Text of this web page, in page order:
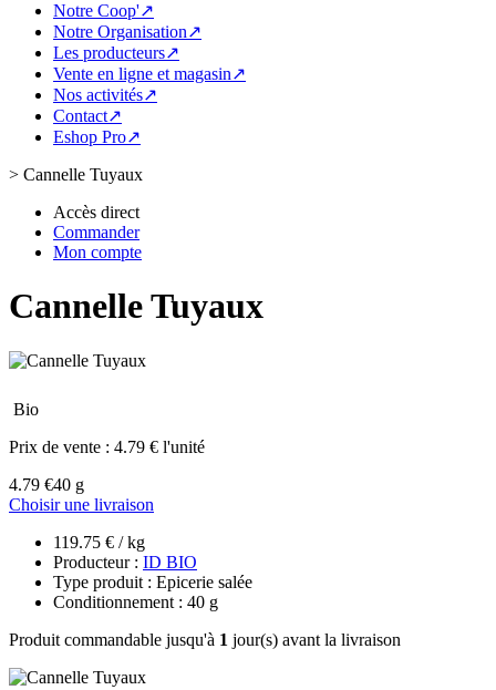
Notre Coop'↗
Notre Organisation↗
Les producteurs↗
Vente en ligne et magasin↗
Nos activités↗
Contact↗
Eshop Pro↗
> Cannelle Tuyaux
Accès direct
Commander
Mon compte
Cannelle Tuyaux
Bio
Prix de vente : 4.79 € l'unité
4.79 €40 g
Choisir une livraison
119.75 € / kg
Producteur : ID BIO
Type produit : Epicerie salée
Conditionnement : 40 g
Produit commandable jusqu'à 1 jour(s) avant la livraison